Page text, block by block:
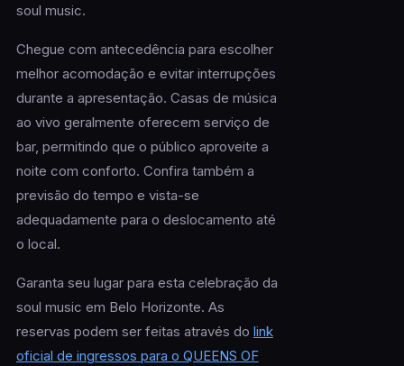
soul music.
Chegue com antecedência para escolher
melhor acomodação e evitar interrupções
durante a apresentação. Casas de música
ao vivo geralmente oferecem serviço de
bar, permitindo que o público aproveite a
noite com conforto. Confira também a
previsão do tempo e vista-se
adequadamente para o deslocamento até
o local.
Garanta seu lugar para esta celebração da
soul music em Belo Horizonte. As
reservas podem ser feitas através do link
oficial de ingressos para o QUEENS OF